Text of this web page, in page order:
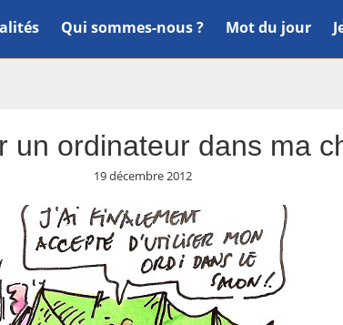
Qui sommes-nous ? Mot du jour
un ordinateur dans ma
19 décembre 2012